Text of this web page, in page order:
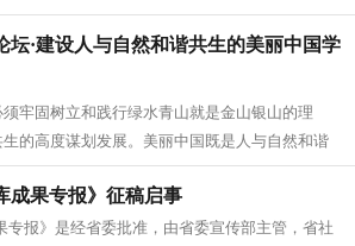
...
坛·建设人与自然和谐共生的美丽中国学
牢固树立和践行绿水青山就是金山银山的理
的高度谋划发展。美丽中国既是人与自然和谐
达，也是坚...
成果专报》征稿启事
专报》是经省委批准，由省委宣传部主管，省社